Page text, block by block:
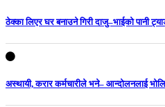
ठेक्का लिएर घर बनाउने गिरी दाजु–भाईको पानी
अस्थायी, करार कर्मचारीले भने– आन्दोलनलाई